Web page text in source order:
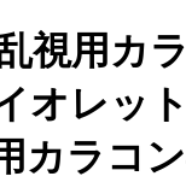
視用カ
オレ
カラコ